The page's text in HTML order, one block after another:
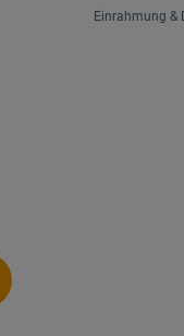
Einrahmung &